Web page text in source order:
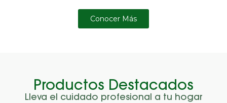
Conocer Más
Productos Destacados
Lleva el cuidado profesional a tu hogar